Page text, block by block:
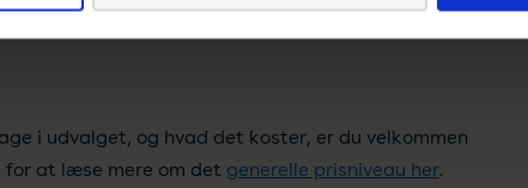
i udvalget, og hvad det koster, er du velkommen
for at læse mere om det generelle prisniveau her.